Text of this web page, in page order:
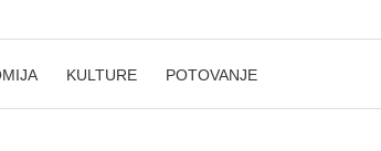
KULTURE POTOVANJE